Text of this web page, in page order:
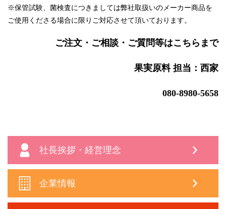
※保管試験、菌検査につきましては弊社取扱いのメーカー商品を
ご使用くださる場合に限りご対応させて頂いております。
ご注文・ご相談・ご質問等はこちらまで
果実原料 担当：西家
080-8980-5658
社長挨拶・経営理念
企業情報